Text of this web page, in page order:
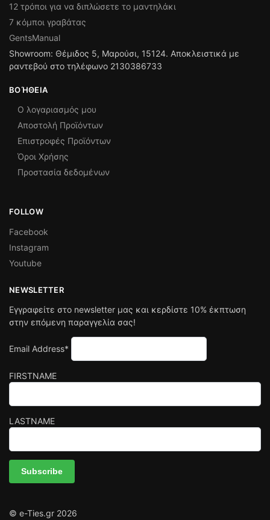
12 τρόποι για να διπλώσετε το μαντηλάκι
7 κόμποι γραβάτας
GentsManual
Showroom: Θέμιδος 5, Μαρούσι, 15124. Αποκλειστικά με
ραντεβού στο τηλέφωνο 2130386733
ΒΟΉΘΕΙΑ
Ο λογαριασμός μου
Αποστολή Προϊόντων
Επιστροφές Προϊόντων
Όροι Χρήσης
Προστασία δεδομένων
FOLLOW
Facebook
Instagram
Youtube
NEWSLETTER
Εγγραφείτε στο newsletter μας και κερδίστε 10% έκπτωση
στην επόμενη παραγγελία σας!
Email Address*
FIRSTNAME
LASTNAME
© e-Ties.gr 2026